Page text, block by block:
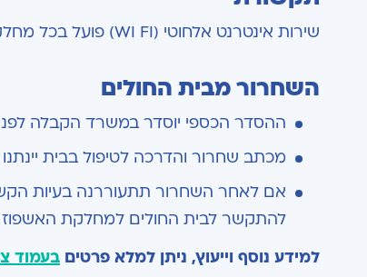
שירות אינטרנט אלחוטי (WI FI) פועל בכל מחלקות האשפוז לנוחות המאושפזים ובני משפחותיהם.
השחרור מבית החולים
ההסדר הכספי יוסדר במשרד הקבלה
מכתב שחרור והדרכה לטיפול בבית
אם לאחר השחרור תתעוררנה בעיות
להתקשר לבית החולים למחלקת
למידע נוסף וייעוץ, ניתן למלא פרטים בעמוד